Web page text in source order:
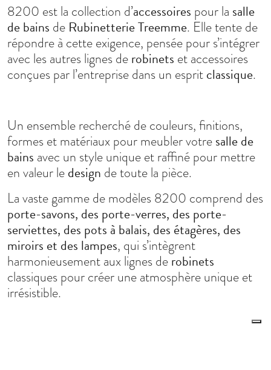
8200 est la collection d’accessoires pour la salle
de bains de Rubinetterie Treemme. Elle tente de
répondre à cette exigence, pensée pour s’intégrer
avec les autres lignes derobinets et accessoires
conçues par l’entreprise dans un espritclassique.
Un ensemble recherché de couleurs, finitions,
formes et matériaux pour meubler votresalle de
bains avec un style unique et raffiné pour mettre
en valeur ledesign de toute la pièce.
La vaste gamme de modèles 8200 comprend des
porte-savons, des porte-verres, des porte-
serviettes, des pots à balais, des étagères, des
miroirs et des lampes, qui s’intègrent
harmonieusement aux lignes derobinets
classiques pour créer une atmosphère unique et
irrésistible.